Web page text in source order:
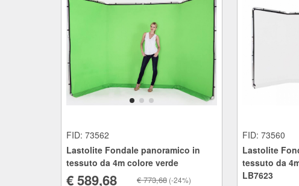
FID: 73562
Lastolite Fondale panoramico in
tessuto da 4m colore verde
€ 589,68 € 773,68 (-24%)
FID: 73560
Lastolite
tessuto da
LB7623